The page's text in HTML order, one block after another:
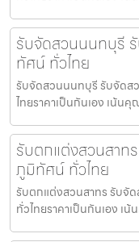
รับจัดสวนนนทบุรี
ทัศน์ ทั่วไทย
รับจัดสวนนนทบุรี รับจัด
ไทยราคาเป็นกันเอง เน้น
รับตกแต่งสวนสาท
ภูมิทัศน์ ทั่วไทย
รับตกแต่งสวนสาทร รับ
ทั่วไทยราคาเป็นกันเอง เ